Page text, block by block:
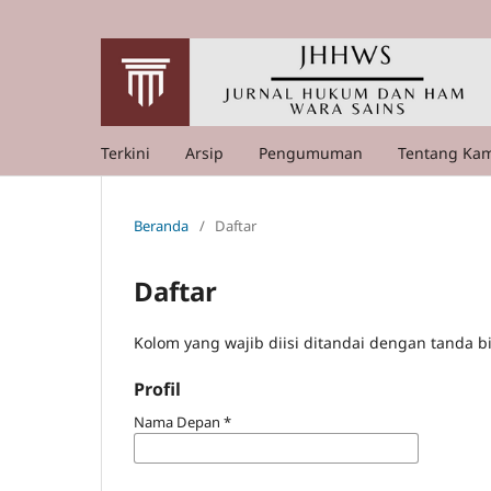
Terkini Arsip Pengumuman Tentang
Beranda / Daftar
Daftar
Kolom yang wajib diisi ditandai dengan tanda
Profil
Nama Depan *